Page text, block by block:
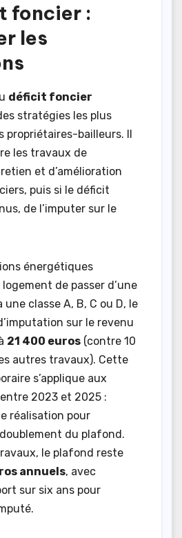
foncier :
les
déficit foncier
stratégies les plus
propriétaires-bailleurs. Il
les travaux de
et d’amélioration
puis si le déficit
de l’imputer sur le
énergétiques
de passer d’une
une classe A, B, C ou D, le
sur le revenu
21 400 euros (contre 10
autres travaux). Cette
s’applique aux
2023 et 2025 :
réalisation pour
du plafond.
le plafond reste
annuels, avec
sur six ans pour